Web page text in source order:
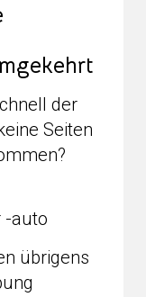
der
Seiten
-auto
übrigens